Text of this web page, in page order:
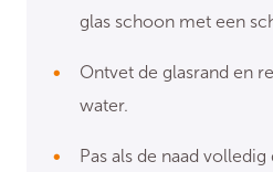
glas schoon met een
Ontvet de glasrand en
water.
Pas als de naad